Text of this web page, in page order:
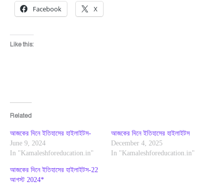
Facebook X
Like this:
Related
আজকের দিনে ইতিহাসের হাইলাইটস-
June 9, 2024
In "Kamaleshforeducation.in"
আজকের দিনে ইতিহাসের হাইলাইটস
December 4, 2025
In "Kamaleshforeducation.in"
আজকের দিনে ইতিহাসের হাইলাইটস-22
আগস্ট 2024*